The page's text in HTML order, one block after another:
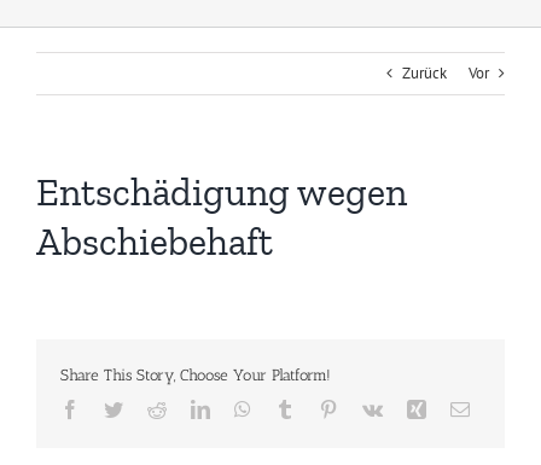
Zurück Vor
Entschädigung wegen
Abschiebehaft
Share This Story, Choose Your Platform!
Facebook
TwitterRedditLinkedInWhatsApp
Tumblr Pinterest
Vk Xing E-